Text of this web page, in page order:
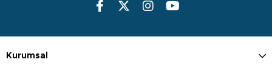
Kurumsal